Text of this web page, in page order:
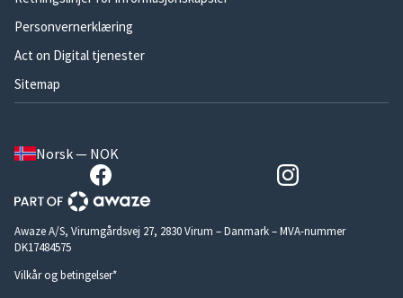
Personvernerklæring
Act on Digital tjenester
Sitemap
Norsk — NOK
Awaze A/S, Virumgårdsvej 27, 2830 Virum – Danmark – MVA-nummer
DK17484575
Vilkår og betingelser*